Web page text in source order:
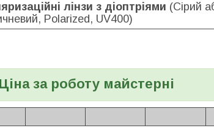
лінзи з діоптріями (Сірий
Polarized, UV400)
Ціна за роботу майстерні